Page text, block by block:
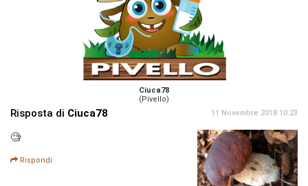
Ciuca78
(Pivello)
Risposta di Ciuca78 11 Novembre 2018 10:23
🧐
Rispondi